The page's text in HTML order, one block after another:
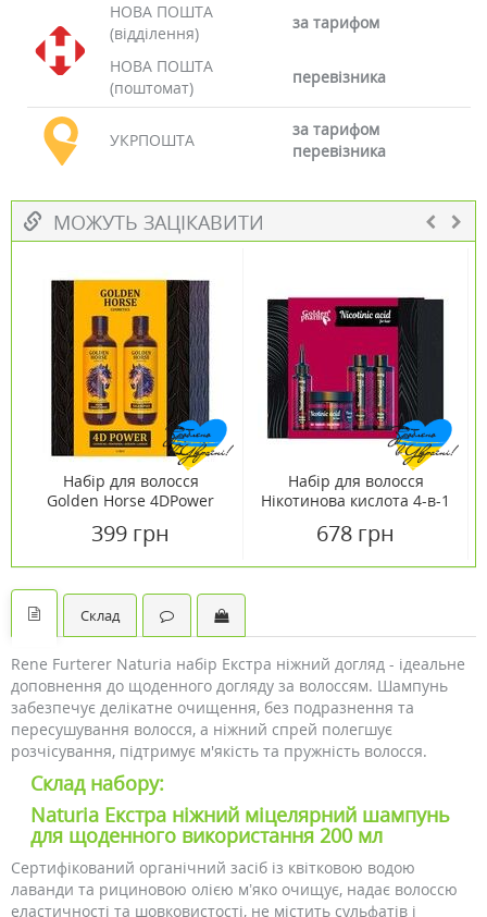
НОВА ПОШТА
(відділення)
за тарифом
НОВА ПОШТА
(поштомат)
перевізника
УКРПОШТА
за тарифом
перевізника
МОЖУТЬ ЗАЦІКАВИТИ
Набір для волосся
Golden Horse 4DPower
2х400мл
399 грн
Набір для волосся
Нікотинова кислота 4-в-1
678 грн
Склад
Rene Furterer Naturia набір Екстра ніжний догляд - ідеальне
доповнення до щоденного догляду за волоссям. Шампунь
забезпечує делікатне очищення, без подразнення та
пересушування волосся, а ніжний спрей полегшує
розчісування, підтримує м'якість та пружність волосся.
Склад набору:
Naturia Екстра ніжний міцелярний шампунь
для щоденного використання 200 мл
Сертифікований органічний засіб із квітковою водою
лаванди та рициновою олією м’яко очищує, надає волоссю
еластичності та шовковистості, не містить сульфатів і